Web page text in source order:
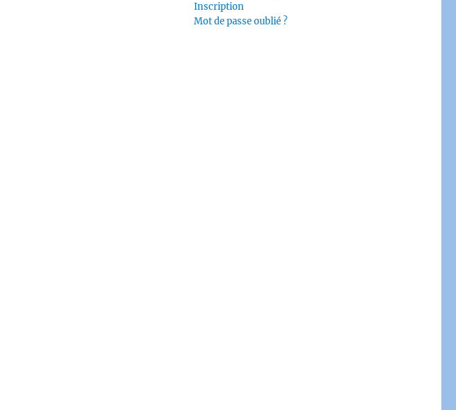
Badinter, Maçon sans tablier – 23 février 2024 – Podcast »
Inscription
Mot de passe oublié ?